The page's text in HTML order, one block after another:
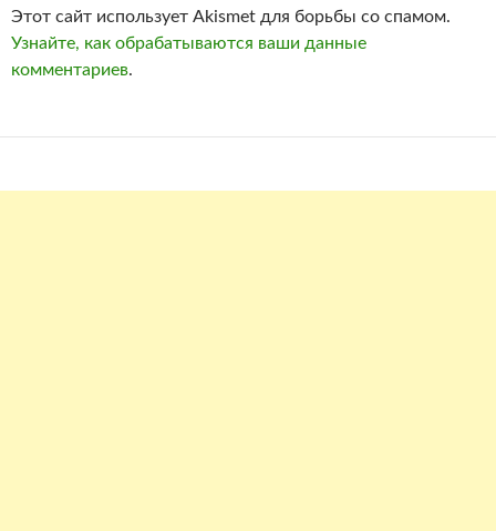
Этот сайт использует Akismet для борьбы со спамом.
Узнайте, как обрабатываются ваши данные
комментариев.